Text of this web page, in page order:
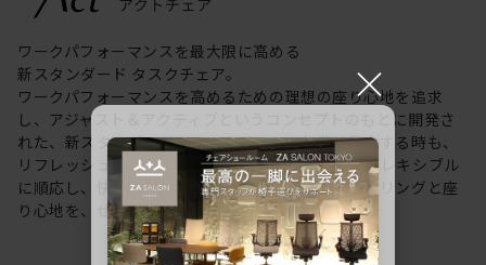
ワークパフォーマンスを最大限に高める
新スタンダード タスクチェア。
ワークパフォーマンスを高めるための理想の座り心地を追求
し、アジャスト＆アクティブというコンセプトのもとに開発さ
れた、新スタンダードのタスクチェア。作業に集中する時も、
リフレッシュする時も、座る姿勢や身体の動きにフレキシブル
に順応し、快適にサポートします。新感覚のスタイリングと座
り心地を、ぜひご体感ください。
×